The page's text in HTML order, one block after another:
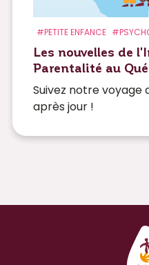
#PETITE ENFANCE
Les nouvelles de
Parentalité au
Suivez notre voyage
après jour !